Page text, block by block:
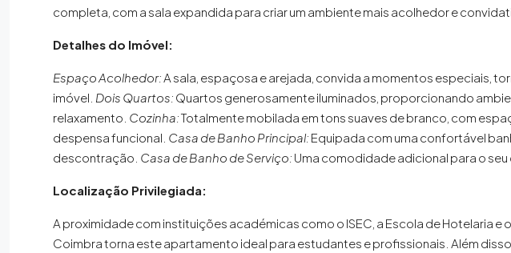
completa, com a sala expandida para criar um ambiente mais acolhedor e
Detalhes do Imóvel:
Espaço Acolhedor: A sala, espaçosa e arejada, convida a momentos especiais,
imóvel. Dois Quartos: Quartos generosamente iluminados, proporcionando
relaxamento. Cozinha:Totalmente mobilada em tons suaves de branco, com
despensa funcional. Casa de Banho Principal: Equipada com uma confortável
descontração. Casa de Banho de Serviço: Uma comodidade adicional para o seu
Localização Privilegiada:
A proximidade com instituições académicas como o ISEC, a Escola de Hotelaria e
Coimbra torna este apartamento ideal para estudantes e profissionais. Além